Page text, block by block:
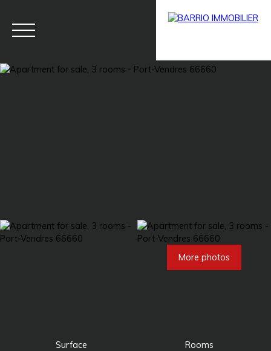
More photos
Surface
Rooms